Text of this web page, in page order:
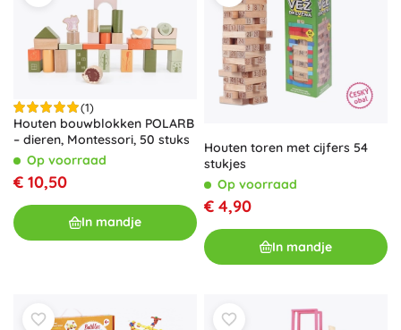
(1)
Houten bouwblokken POLARB
– dieren, Montessori, 50 stuks
Op voorraad
€ 10,50
In mandje
Houten toren met cijfers 54
stukjes
Op voorraad
€ 4,90
In mandje